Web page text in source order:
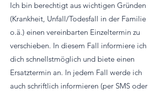
Ich bin berechtigt aus wichtigen Gründen
(Krankheit, Unfall/Todesfall in der Familie
o.ä.) einen vereinbarten Einzeltermin zu
verschieben. In diesem Fall informiere ich
dich schnellstmöglich und biete einen
Ersatztermin an. In jedem Fall werde ich
auch schriftlich informieren (per SMS oder